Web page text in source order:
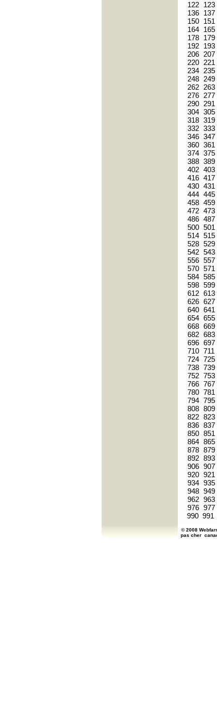
122
123
136
137
150
151
164
165
178
179
192
193
206 207
220
221
234
235
248
249
262
263
276
277
290
291
304 305
318 319
332 333
346 347
360 361
374 375
388 389
402 403
416 417
430 431
444 445
458 459
472 473
486 487
500 501
514 515
528 529
542 543
556 557
570 571
584 585
598 599
612 613
626 627
640 641
654 655
668 669
682 683
696 697
710 711
724 725
738 739
752 753
766 767
780 781
794 795
808 809
822 823
836 837
850 851
864 865
878 879
892 893
906 907
920 921
934 935
948 949
962 963
976 977
990 991
© 2008
pas cher